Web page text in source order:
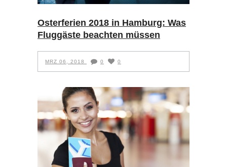
Osterferien 2018 in Hamburg: Was
Fluggäste beachten müssen
MRZ 06, 2018 0 0